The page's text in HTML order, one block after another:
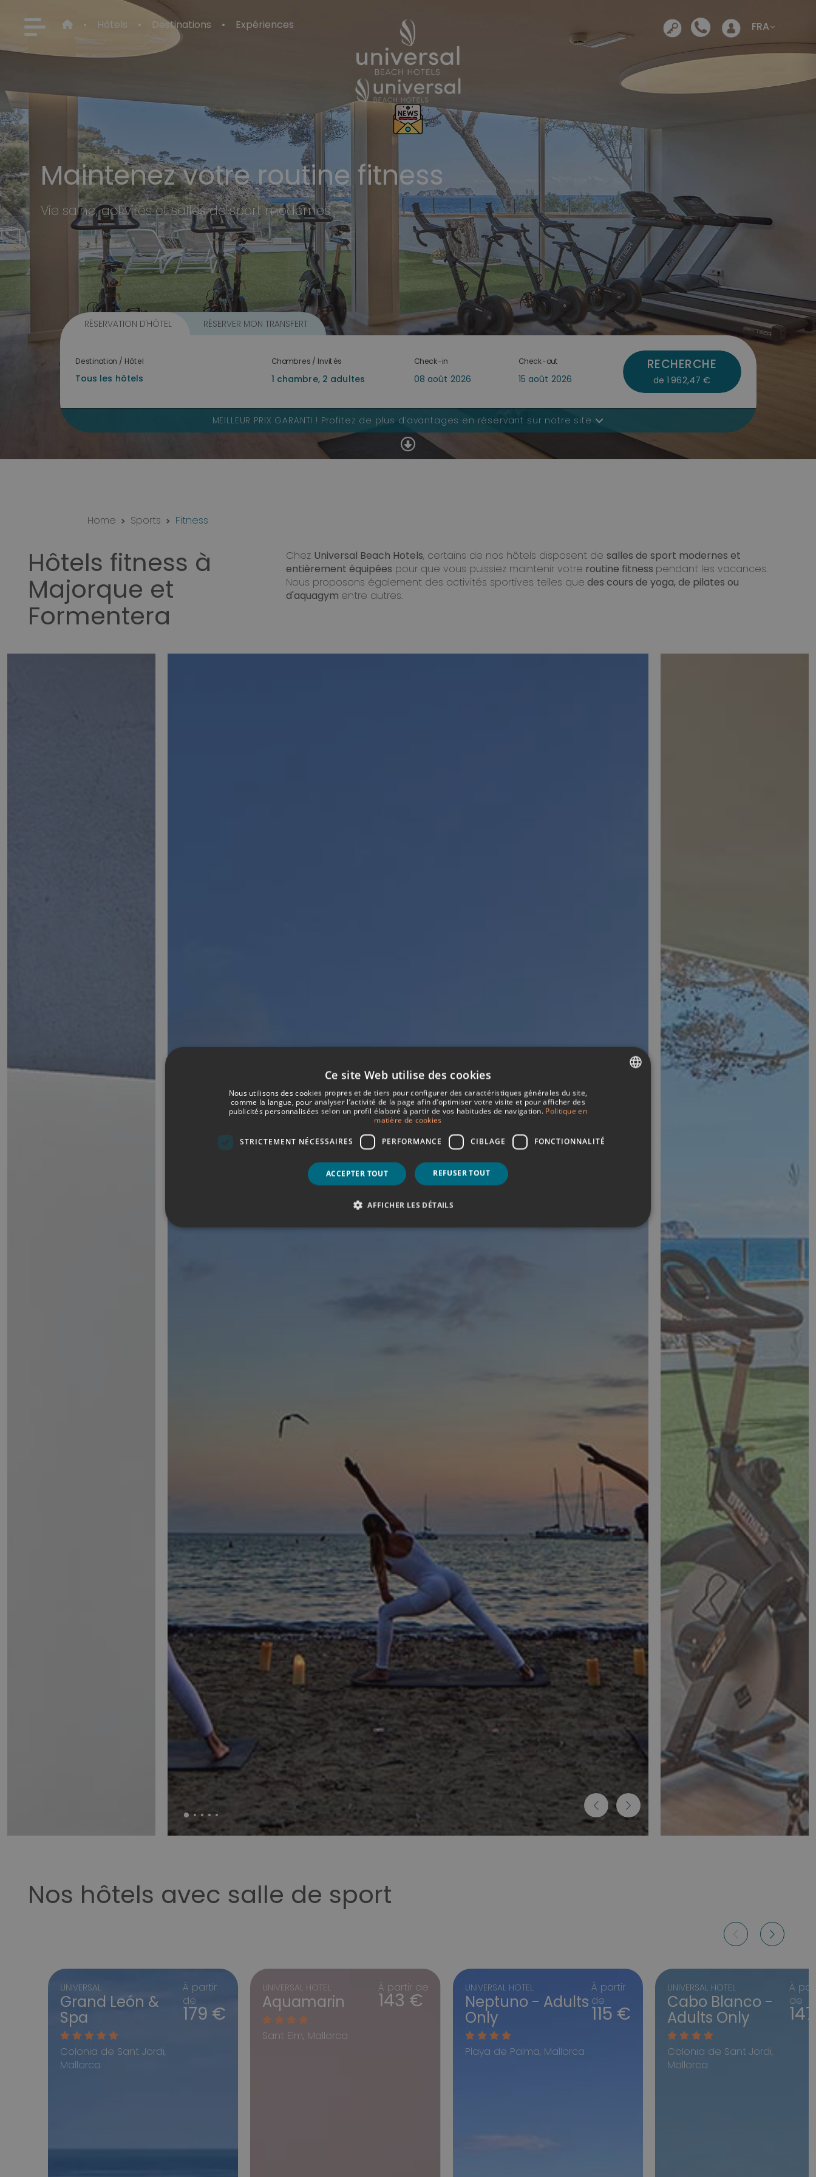
Hôtels Destinations Expériences S’ouvre dans un nouvel
FRA
Maintenez votre routine fitness
Vie saine, activités et salles de sport modernes
RÉSERVATION D'HÔTEL RÉSERVER MON TRANSFERT
Destination / Hôtel Chambres / Invités Check-in Check-out RECHERCHE
de 1 962,47 €
MEILLEUR PRIX GARANTI ! Profitez de plus d’avantages en réservant sur notre site
Home Sports Fitness
Hôtels fitness à
Majorque et
Formentera
Chez Universal Beach Hotels, certains de nos hôtels disposent desalles de sport modernes et
entièrement équipées pour que vous puissiez maintenir votre routine fitness pendant les vacances.
Nous proposons également des activités sportives telles que des cours de yoga, de pilates ou
d'aquagym entre autres.
Nos hôtels avec salle de sport
À partir
de
179 €
UNIVERSAL
Grand León &
Spa
Colonia de Sant Jordi,
Mallorca
À partir de
143 €
UNIVERSAL HOTEL
Aquamarin
Sant Elm, Mallorca
À partir
de
115 €
UNIVERSAL HOTEL
Neptuno - Adults
Only
Playa de Palma, Mallorca
À
de
UNIVERSAL HOTEL
Cabo Blanco -
Adults Only
Colonia de Sant Jordi,
Mallorca
Ce site Web utilise des cookies
Nous utilisons des cookies propres et de tiers pour configurer des caractéristiques générales du site,
comme la langue, pour analyser l’activité de la page afin d’optimiser votre visite et pour afficher des
publicités personnalisées selon un profil élaboré à partir de vos habitudes de navigation. Politique en
matière de cookies
STRICTEMENT NÉCESSAIRES PERFORMANCE CIBLAGE FONCTIONNALITÉ
ACCEPTER TOUT REFUSER TOUT
AFFICHER LES DÉTAILS